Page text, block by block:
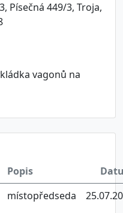
Písečná 449/3, Troja,
vagonů na
Popis
místopředseda